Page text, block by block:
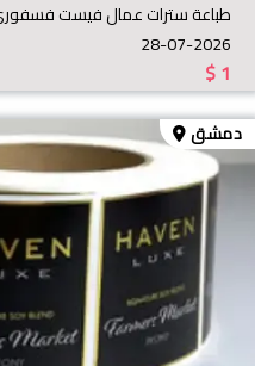
طباعة سترات عمال فيست
28-07-2026
$1
دمشق